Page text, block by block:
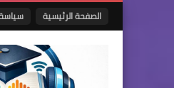
الصفحة الرئيسية